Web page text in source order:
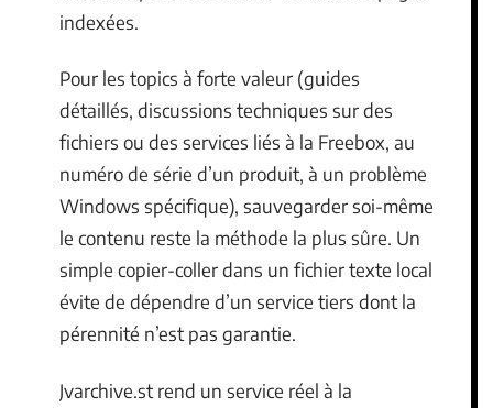
indexées.
Pour les topics à forte valeur (guides
détaillés, discussions techniques sur des
fichiers ou des services liés à la Freebox, au
numéro de série d’un produit, à un problème
Windows spécifique), sauvegarder soi-même
le contenu reste la méthode la plus sûre. Un
simple copier-coller dans un fichier texte local
évite de dépendre d’un service tiers dont la
pérennité n’est pas garantie.
Jvarchive.st rend un service réel à la